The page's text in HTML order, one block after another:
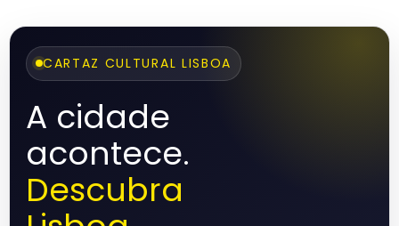
CARTAZ CULTURAL LISBOA
A cidade
acontece.
Descubra